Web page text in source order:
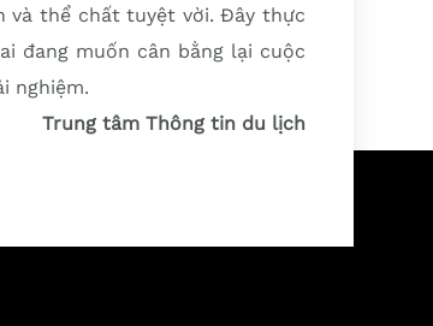
và thể chất tuyệt vời. Đây thực
đang muốn cân bằng lại cuộc
nghiệm.
Trung tâm Thông tin du lịch